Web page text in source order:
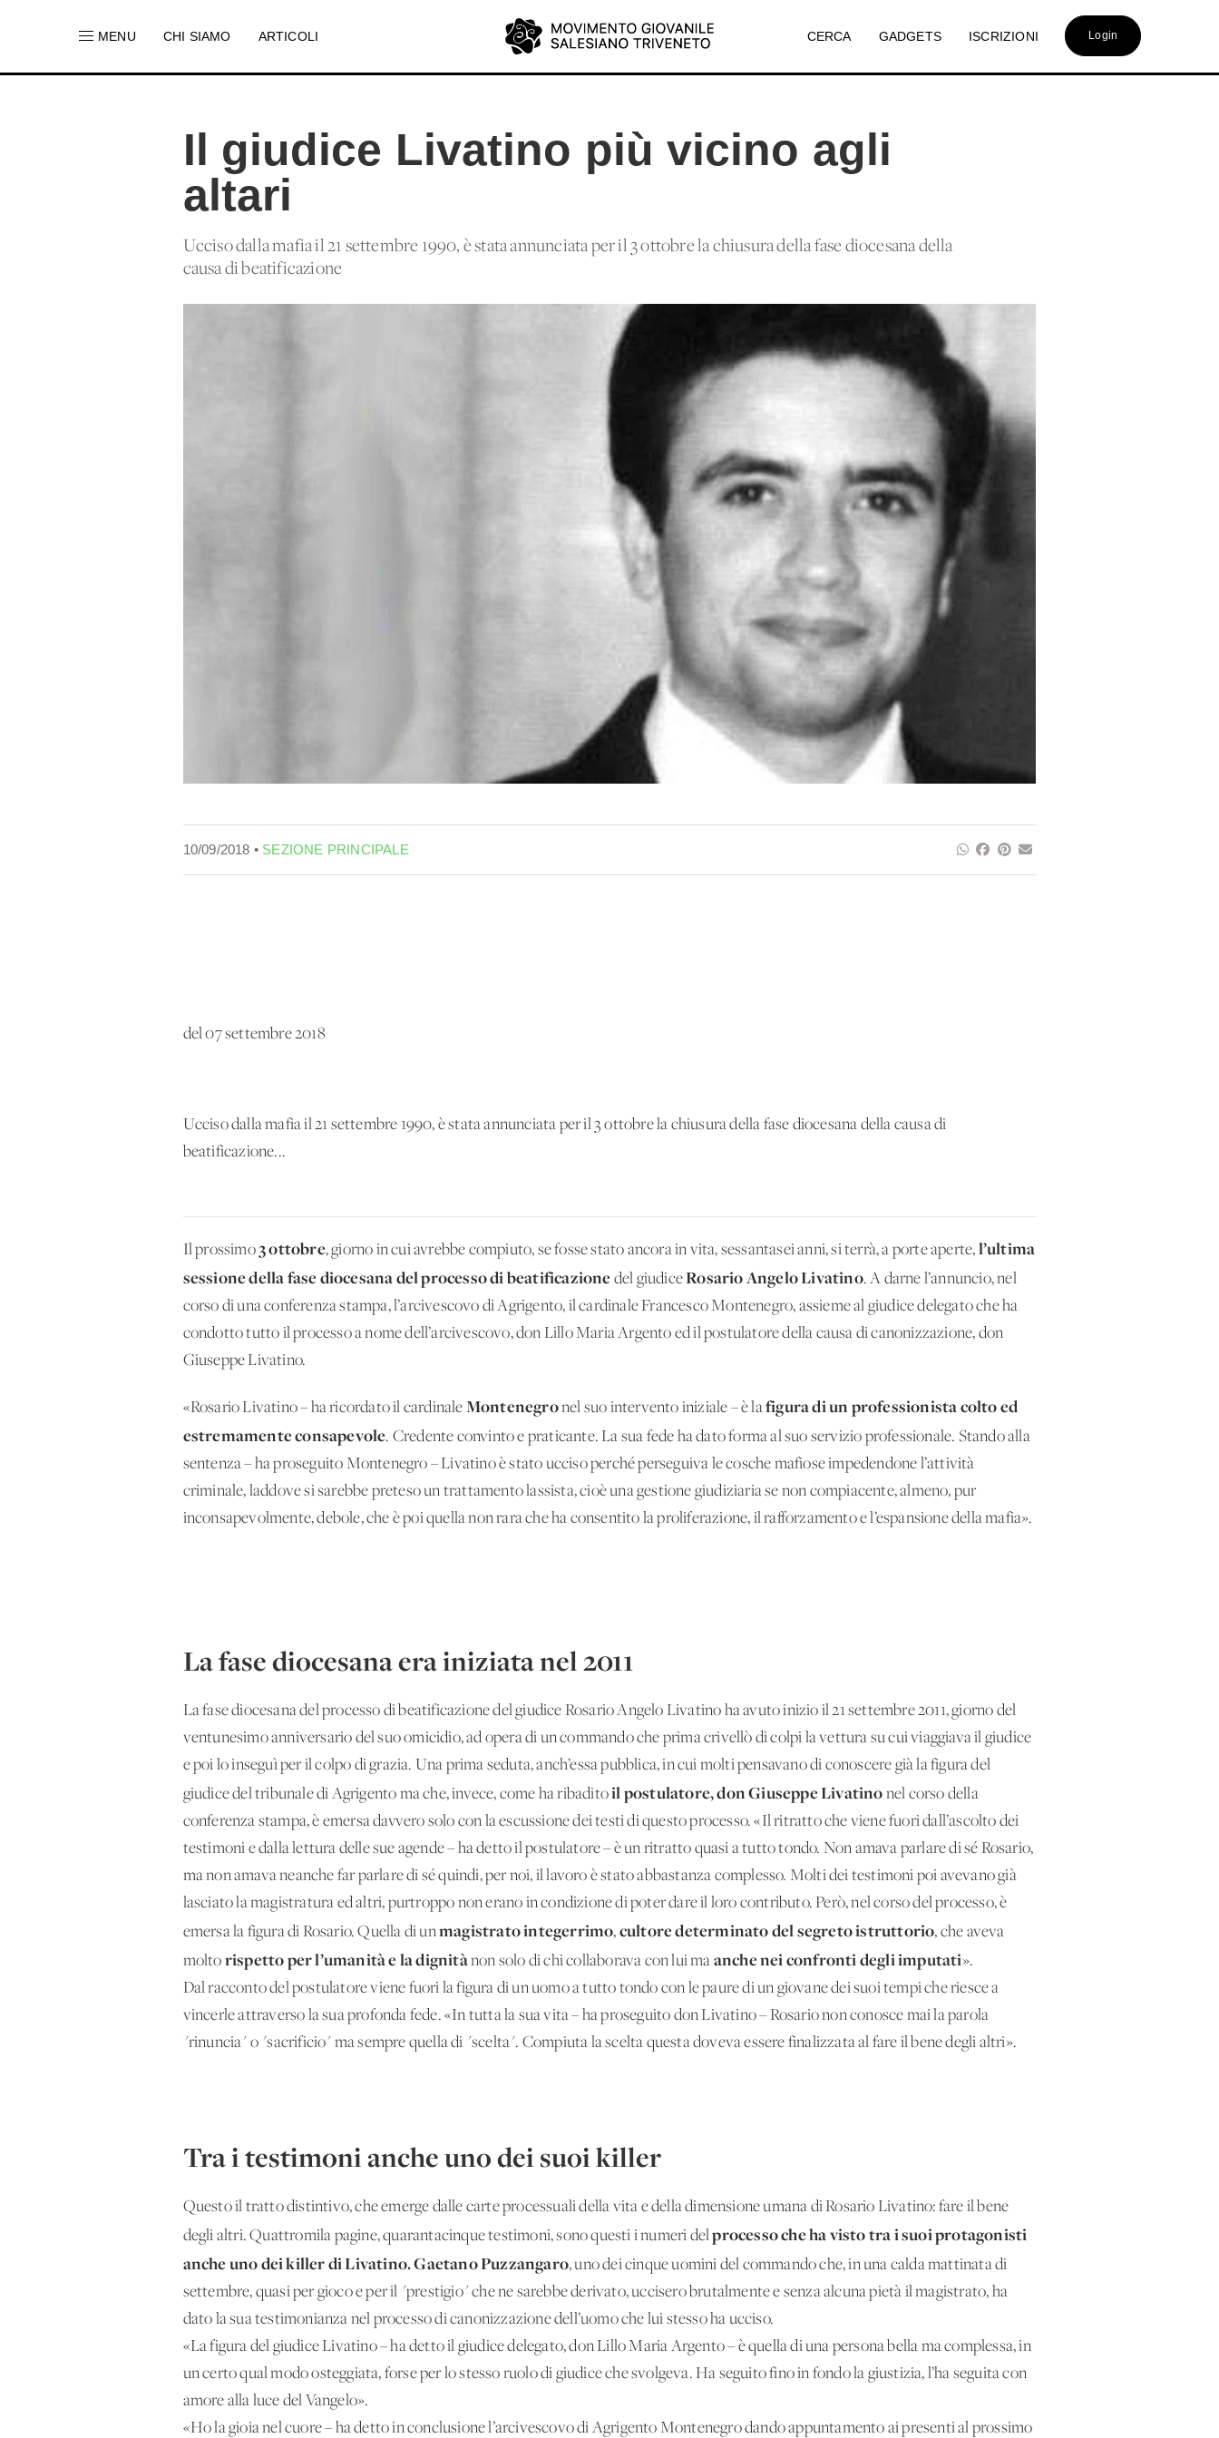
MENU CHI SIAMO ARTICOLI CERCA GADGETS ISCRIZIONI Login
Il giudice Livatino più vicino agli
altari
Ucciso dalla mafia il 21 settembre 1990, è stata annunciata per il 3 ottobre la chiusura della fase diocesana della
causa di beatificazione
10/09/2018 • SEZIONE PRINCIPALE
del 07 settembre 2018
Ucciso dalla mafia il 21 settembre 1990, è stata annunciata per il 3 ottobre la chiusura della fase diocesana della causa di
beatificazione...
Il prossimo3 ottobre, giorno in cui avrebbe compiuto, se fosse stato ancora in vita, sessantasei anni, si terrà, a porte aperte, l’ultima
sessione della fase diocesana del processo di beatificazione del giudiceRosario Angelo Livatino. A darne l’annuncio, nel
corso di una conferenza stampa, l’arcivescovo di Agrigento, il cardinale Francesco Montenegro, assieme al giudice delegato che ha
condotto tutto il processo a nome dell’arcivescovo, don Lillo Maria Argento ed il postulatore della causa di canonizzazione, don
Giuseppe Livatino.
«Rosario Livatino – ha ricordato il cardinale Montenegronel suo intervento iniziale – è lafigura di un professionista colto ed
estremamente consapevole. Credente convinto e praticante. La sua fede ha dato forma al suo servizio professionale. Stando alla
sentenza – ha proseguito Montenegro – Livatino è stato ucciso perché perseguiva le cosche mafiose impedendone l’attività
criminale, laddove si sarebbe preteso un trattamento lassista, cioè una gestione giudiziaria se non compiacente, almeno, pur
inconsapevolmente, debole, che è poi quella non rara che ha consentito la proliferazione, il rafforzamento e l’espansione della mafia».
La fase diocesana era iniziata nel 2011
La fase diocesana del processo di beatificazione del giudice Rosario Angelo Livatino ha avuto inizio il 21 settembre 2011, giorno del
ventunesimo anniversario del suo omicidio, ad opera di un commando che prima crivellò di colpi la vettura su cui viaggiava il giudice
e poi lo inseguì per il colpo di grazia. Una prima seduta, anch’essa pubblica, in cui molti pensavano di conoscere già la figura del
giudice del tribunale di Agrigento ma che, invece, come ha ribaditoil postulatore, don Giuseppe Livatino nel corso della
conferenza stampa, è emersa davvero solo con la escussione dei testi di questo processo. «Il ritratto che viene fuori dall’ascolto dei
testimoni e dalla lettura delle sue agende – ha detto il postulatore – è un ritratto quasi a tutto tondo. Non amava parlare di sé Rosario,
ma non amava neanche far parlare di sé quindi, per noi, il lavoro è stato abbastanza complesso. Molti dei testimoni poi avevano già
lasciato la magistratura ed altri, purtroppo non erano in condizione di poter dare il loro contributo. Però, nel corso del processo, è
emersa la figura di Rosario. Quella di unmagistrato integerrimo, cultore determinato del segreto istruttorio, che aveva
molto rispetto per l’umanità e la dignitànon solo di chi collaborava con lui ma anche nei confronti degli imputati».
Dal racconto del postulatore viene fuori la figura di un uomo a tutto tondo con le paure di un giovane dei suoi tempi che riesce a
vincerle attraverso la sua profonda fede. «In tutta la sua vita – ha proseguito don Livatino – Rosario non conosce mai la parola
"rinuncia" o "sacrificio" ma sempre quella di "scelta". Compiuta la scelta questa doveva essere finalizzata al fare il bene degli altri».
Tra i testimoni anche uno dei suoi killer
Questo il tratto distintivo, che emerge dalle carte processuali della vita e della dimensione umana di Rosario Livatino: fare il bene
degli altri. Quattromila pagine, quarantacinque testimoni, sono questi i numeri delprocesso che ha visto tra i suoi protagonisti
anche uno dei killer di Livatino. Gaetano Puzzangaro, uno dei cinque uomini del commando che, in una calda mattinata di
settembre, quasi per gioco e per il "prestigio" che ne sarebbe derivato, uccisero brutalmente e senza alcuna pietà il magistrato, ha
dato la sua testimonianza nel processo di canonizzazione dell’uomo che lui stesso ha ucciso.
«La figura del giudice Livatino – ha detto il giudice delegato, don Lillo Maria Argento – è quella di una persona bella ma complessa, in
un certo qual modo osteggiata, forse per lo stesso ruolo di giudice che svolgeva. Ha seguito fino in fondo la giustizia, l’ha seguita con
amore alla luce del Vangelo».
«Ho la gioia nel cuore – ha detto in conclusione l’arcivescovo di Agrigento Montenegro dando appuntamento ai presenti al prossimo